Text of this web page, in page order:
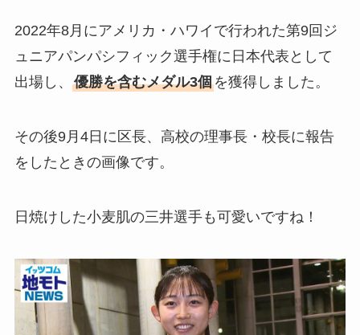
2022年8月にアメリカ・ハワイで行われた第9回ジ
ュニアパンパシフィック選手権に日本代表として
出場し、 優勝を含むメダル3個を獲得しました。
その後9月4日に区長、高校の理事長・校長に報告
をしたときの画像です。
日焼けした小麦肌の三井選手も可愛いですね！